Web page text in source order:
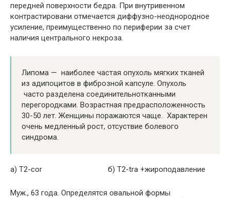
передней поверхности бедра. При внутривенном
контрастировани отмечается диффузно-неоднородное
усиление, преимущественно по периферии за счет
наличия центрального некроза.
Липома — наиболее частая опухоль мягких тканей
из адипоцитов в фиброзной капсуле. Опухоль
часто разделена соединительнотканными
перегородками. Возрастная предрасположенность
30-50 лет. Женщины поражаются чаще. Характерен
очень медленный рост, отсуствие болевого
синдрома.
a) Т2-cor б) Т2-tra +жироподавление
Муж., 63 года. Определятся овальной формы